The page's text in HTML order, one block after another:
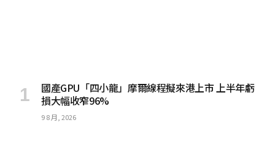
國產GPU「四小龍」摩爾線程擬來港上市 上半年虧
損大幅收窄96%
9 8 月, 2026